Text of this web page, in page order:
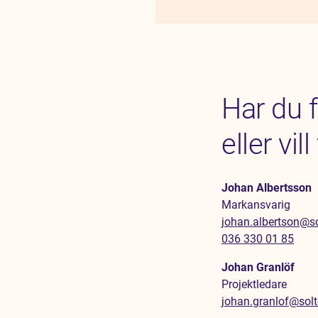
Har du
eller
Johan Albertsson
Markansvarig
036 330 01 85
Johan Granlöf
Projektledare